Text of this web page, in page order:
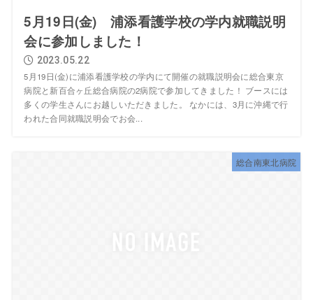
5月19日(金) 浦添看護学校の学内就職説明
会に参加しました！
2023.05.22
5月19日(金)に浦添看護学校の学内にて開催の就職説明会に総合東京
病院と新百合ヶ丘総合病院の2病院で参加してきました！ ブースには
多くの学生さんにお越しいただきました。 なかには、3月に沖縄で行
われた合同就職説明会でお会...
総合南東北病院